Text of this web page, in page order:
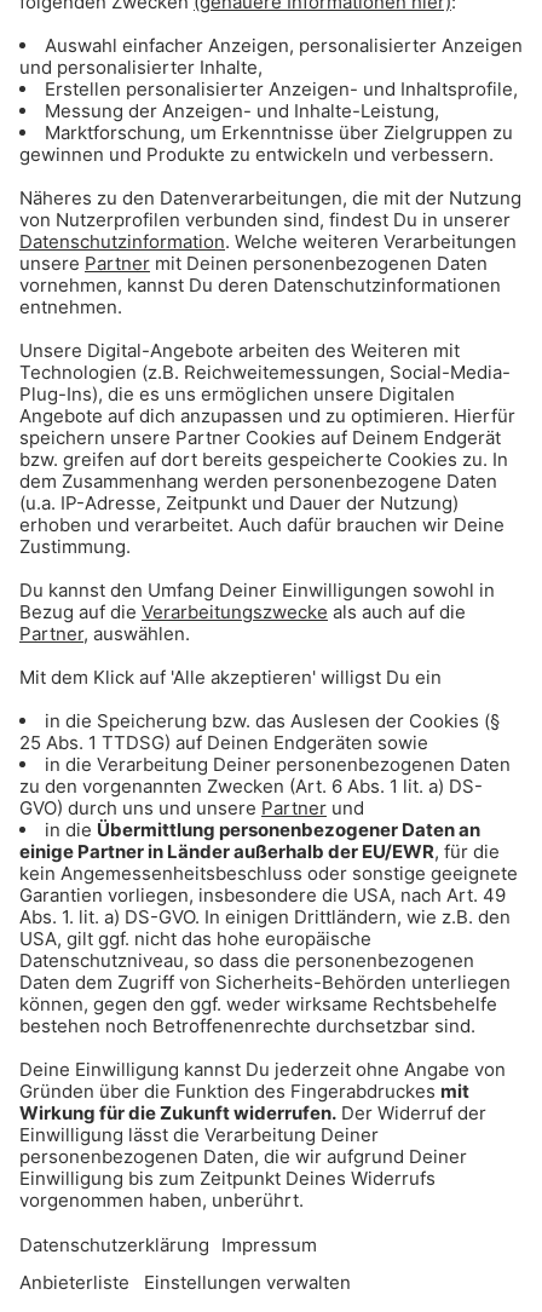
Immer die beste Musik hier
Gong 96.3 2000er Hits
Rihanna, Justin Timberlake & Co.: Der Sound
der Superstars
Gong 96.3 PartyGong
Dance, House und Club-Classics zum Abtanzen
und Party feiern